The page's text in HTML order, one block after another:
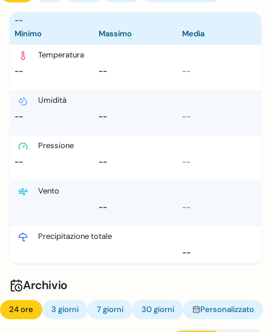
--
Minimo
Massimo Media
Temperatura
--
-- --
Umidità
--
-- --
Pressione
--
-- --
Vento
--
--
Precipitazione totale
--
Archivio
24 ore 3 giorni 7 giorni 30 giorni Personalizzato